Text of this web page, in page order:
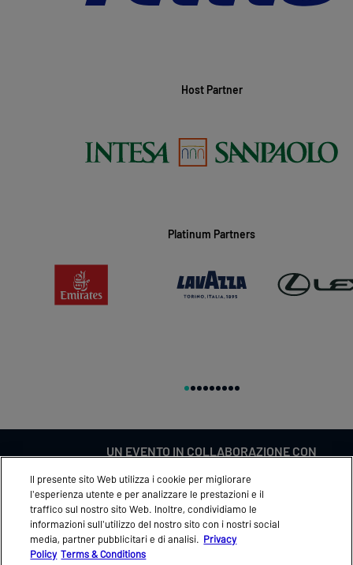
Host Partner
Platinum Partners
UN EVENTO IN COLLABORAZIONE CON
FEEDBACK
NEWS
Il presente sito Web utilizza i cookie per migliorare
l'esperienza utente e per analizzare le prestazioni e il
traffico sul nostro sito Web. Inoltre, condividiamo le
informazioni sull'utilizzo del nostro sito con i nostri social
media, partner pubblicitari e di analisi. Privacy
Policy Terms & Conditions